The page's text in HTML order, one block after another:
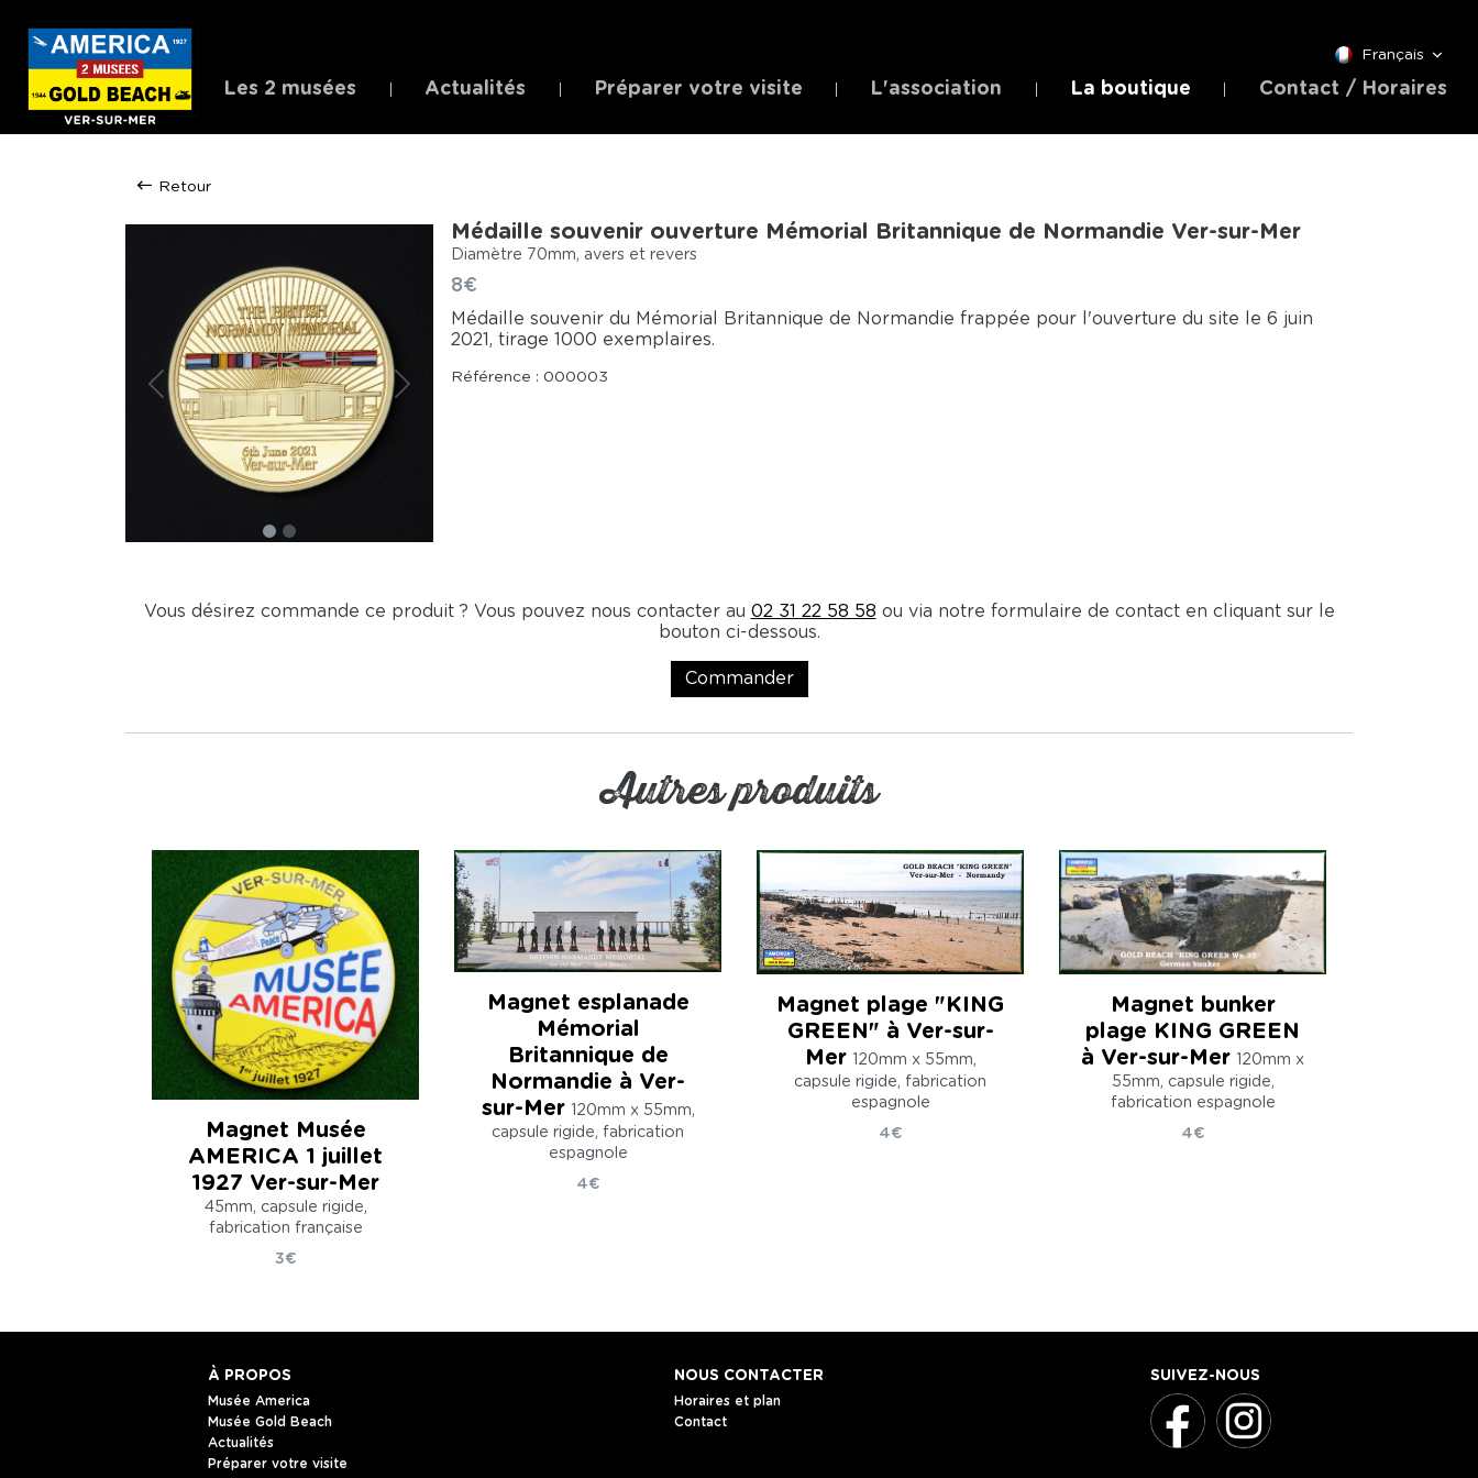
Français
Les 2 musées Actualités Préparer votre visite L'association La boutique Contact / Horaires
Retour
Précédent Suivant
Médaille souvenir ouverture Mémorial Britannique de Normandie Ver-sur-Mer
Diamètre 70mm, avers et revers
8€
Médaille souvenir du Mémorial Britannique de Normandie frappée pour l'ouverture du site le 6 juin
2021, tirage 1000 exemplaires.
Référence : 000003
Vous désirez commande ce produit ? Vous pouvez nous contacter au 02 31 22 58 58 ou via notre formulaire de contact en cliquant sur le
bouton ci-dessous.
Commander
Autres produits
Magnet Musée
AMERICA 1 juillet
1927 Ver-sur-Mer
45mm, capsule rigide,
fabrication française
3€
Magnet esplanade
Mémorial
Britannique de
Normandie à Ver-
sur-Mer 120mm x 55mm,
capsule rigide, fabrication
espagnole
4€
Magnet plage "KING
GREEN" à Ver-sur-
Mer 120mm x 55mm,
capsule rigide, fabrication
espagnole
4€
Magnet bunker
plage KING GREEN
à Ver-sur-Mer 120mm x
55mm, capsule rigide,
fabrication espagnole
4€
À PROPOS
Musée America
Musée Gold Beach
Actualités
Préparer votre visite
NOUS CONTACTER
Horaires et plan
Contact
SUIVEZ-NOUS